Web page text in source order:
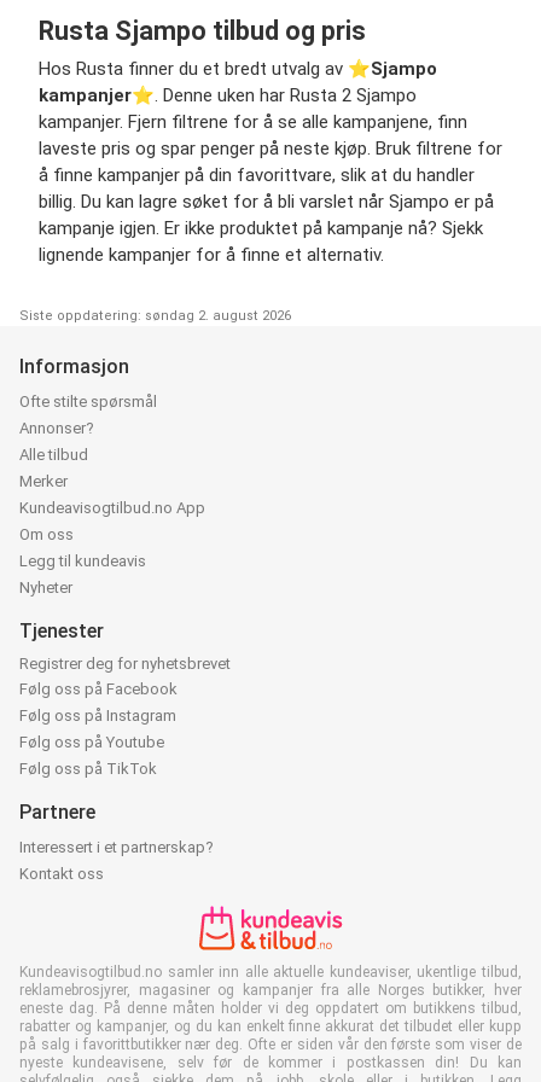
Rusta Sjampo tilbud og pris
Hos Rusta finner du et bredt utvalg av ⭐️Sjampo
kampanjer⭐️. Denne uken har Rusta 2 Sjampo
kampanjer. Fjern filtrene for å se alle kampanjene, finn
laveste pris og spar penger på neste kjøp. Bruk filtrene for
å finne kampanjer på din favorittvare, slik at du handler
billig. Du kan lagre søket for å bli varslet når Sjampo er på
kampanje igjen. Er ikke produktet på kampanje nå? Sjekk
lignende kampanjer for å finne et alternativ.
Siste oppdatering: søndag 2. august 2026
Informasjon
Ofte stilte spørsmål
Annonser?
Alle tilbud
Merker
Kundeavisogtilbud.no App
Om oss
Legg til kundeavis
Nyheter
Tjenester
Registrer deg for nyhetsbrevet
Følg oss på Facebook
Følg oss på Instagram
Følg oss på Youtube
Følg oss på TikTok
Partnere
Interessert i et partnerskap?
Kontakt oss
Kundeavisogtilbud.no samler inn alle aktuelle kundeaviser, ukentlige tilbud,
reklamebrosjyrer, magasiner og kampanjer fra alle Norges butikker, hver
eneste dag. På denne måten holder vi deg oppdatert om butikkens tilbud,
rabatter og kampanjer, og du kan enkelt finne akkurat det tilbudet eller kupp
på salg i favorittbutikker nær deg. Ofte er siden vår den første som viser de
nyeste kundeavisene, selv før de kommer i postkassen din! Du kan